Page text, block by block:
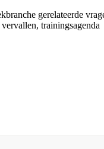
gerelateerde
trainingsagenda